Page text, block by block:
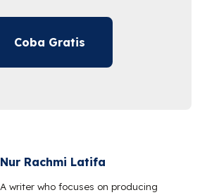
Coba Gratis
Nur Rachmi Latifa
A writer who focuses on producing